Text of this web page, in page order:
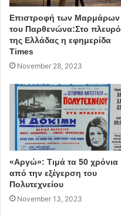
Επιστροφή των Μαρμάρων
του Παρθενώνα:Στο πλευρό
της Ελλάδας η εφημερίδα
Times
November 28, 2023
«Αργώ»: Τιμά τα 50 χρόνια
από την εξέγερση του
Πολυτεχνείου
November 13, 2023